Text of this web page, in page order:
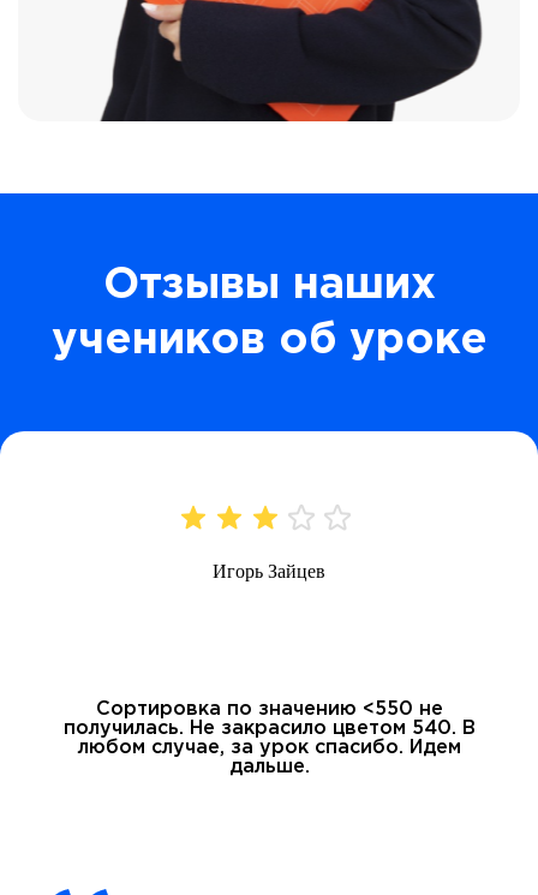
Отзывы наших
учеников об уроке
Игорь Зайцев
Сортировка по значению <550 не
получилась. Не закрасило цветом 540. В
любом случае, за урок спасибо. Идем
дальше.